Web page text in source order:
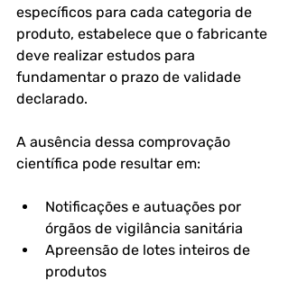
específicos para cada categoria de
produto, estabelece que o fabricante
deve realizar estudos para
fundamentar o prazo de validade
declarado.
A ausência dessa comprovação
científica pode resultar em:
Notificações e autuações por
órgãos de vigilância sanitária
Apreensão de lotes inteiros de
produtos